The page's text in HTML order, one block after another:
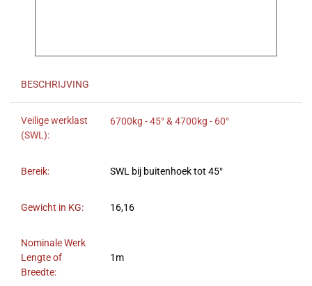
BESCHRIJVING
Veilige werklast
(SWL):
6700kg - 45° & 4700kg - 60°
Bereik: SWL bij buitenhoek tot 45°
Gewicht in KG: 16,16
Nominale Werk
Lengte of
Breedte:
1m